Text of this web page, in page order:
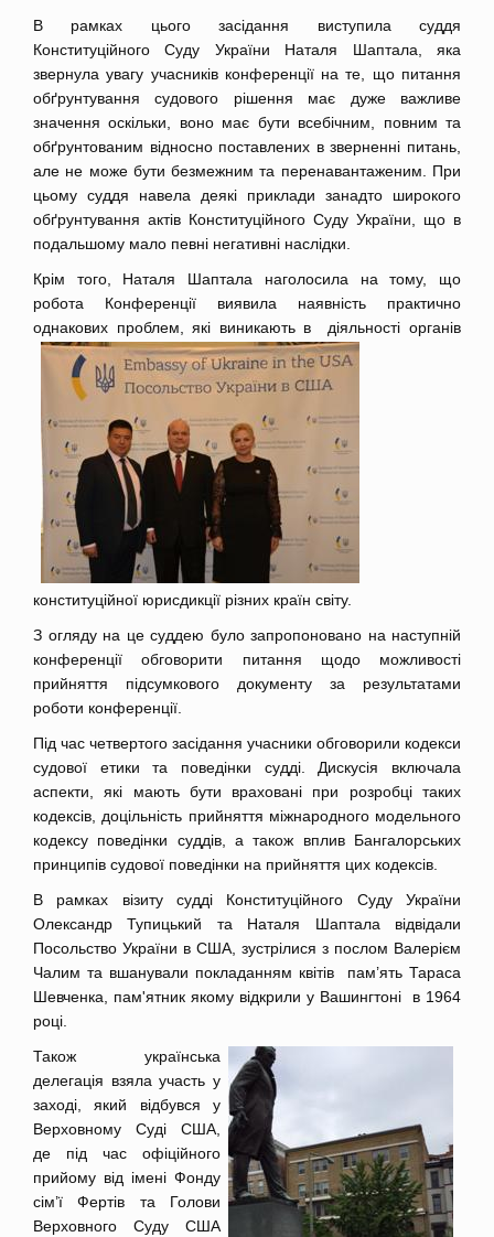
В рамках цього засідання виступила суддя
Конституційного Суду України Наталя Шаптала, яка
звернула увагу учасників конференції на те, що питання
обґрунтування судового рішення має дуже важливе
значення оскільки, воно має бути всебічним, повним та
обґрунтованим відносно поставлених в зверненні питань,
але не може бути безмежним та перенавантаженим. При
цьому суддя навела деякі приклади занадто широкого
обґрунтування актів Конституційного Суду України, що в
подальшому мало певні негативні наслідки.
Крім того, Наталя Шаптала наголосила на тому, що
робота Конференції виявила наявність практично
однакових проблем, які виникають в діяльності органів
конституційної юрисдикції різних країн світу.
З огляду на це суддею було запропоновано на наступній
конференції обговорити питання щодо можливості
прийняття підсумкового документу за результатами
роботи конференції.
Під час четвертого засідання учасники обговорили кодекси
судової етики та поведінки судді. Дискусія включала
аспекти, які мають бути враховані при розробці таких
кодексів, доцільність прийняття міжнародного модельного
кодексу поведінки суддів, а також вплив Бангалорських
принципів судової поведінки на прийняття цих кодексів.
В рамках візиту судді Конституційного Суду України
Олександр Тупицький та Наталя Шаптала відвідали
Посольство України в США, зустрілися з послом Валерієм
Чалим та вшанували покладанням квітів пам’ять Тараса
Шевченка, пам'ятник якому відкрили у Вашингтоні в 1964
році.
Також українська
делегація взяла участь у
заході, який відбувся у
Верховному Суді США,
де під час офіційного
прийому від імені Фонду
сім’ї Фертів та Голови
Верховного Суду США